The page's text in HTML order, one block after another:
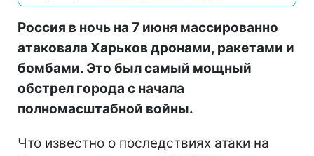
Россия в ночь на 7 июня массированно
атаковала Харьков дронами, ракетами и
бомбами. Это был самый мощный
обстрел города с начала
полномасштабной войны.
Что известно о последствиях атаки на